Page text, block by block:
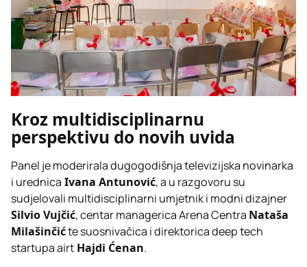
Kroz multidisciplinarnu
perspektivu do novih uvida
Panel je moderirala dugogodišnja televizijska novinarka
i urednica Ivana Antunović, a u razgovoru su
sudjelovali multidisciplinarni umjetnik i modni dizajner
Silvio Vujčić, centar managerica Arena Centra Nataša
Milašinčićte suosnivačica i direktorica deep tech
startupa airt Hajdi Ćenan.